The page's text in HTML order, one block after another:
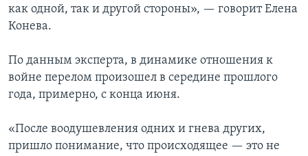
как одной, так и другой стороны», — говорит Елена
Конева.
По данным эксперта, в динамике отношения к
войне перелом произошел в середине прошлого
года, примерно, с конца июня.
«После воодушевления одних и гнева других,
пришло понимание, что происходящее — это не